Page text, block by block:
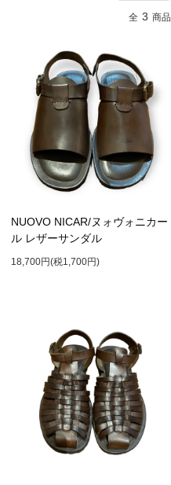
全 3 商品
NUOVO NICAR/ヌォヴォニカー
ル レザーサンダル
18,700円(税1,700円)